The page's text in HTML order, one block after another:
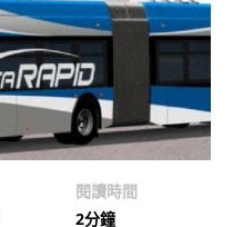
閱讀時間
2分鐘